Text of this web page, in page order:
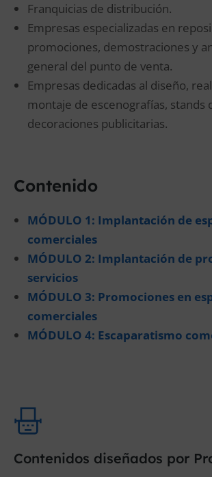
Franquicias de distribución.
Empresas especializadas en
promociones, demostraciones y
general del punto de venta.
Empresas dedicadas al diseño,
montaje de escenografías, stands
decoraciones publicitarias.
Contenido
MÓDULO 1: Implantación de
comerciales
MÓDULO 2: Implantación de
servicios
MÓDULO 3: Promociones en
comerciales
MÓDULO 4: Escaparatismo
Contenidos diseñados por